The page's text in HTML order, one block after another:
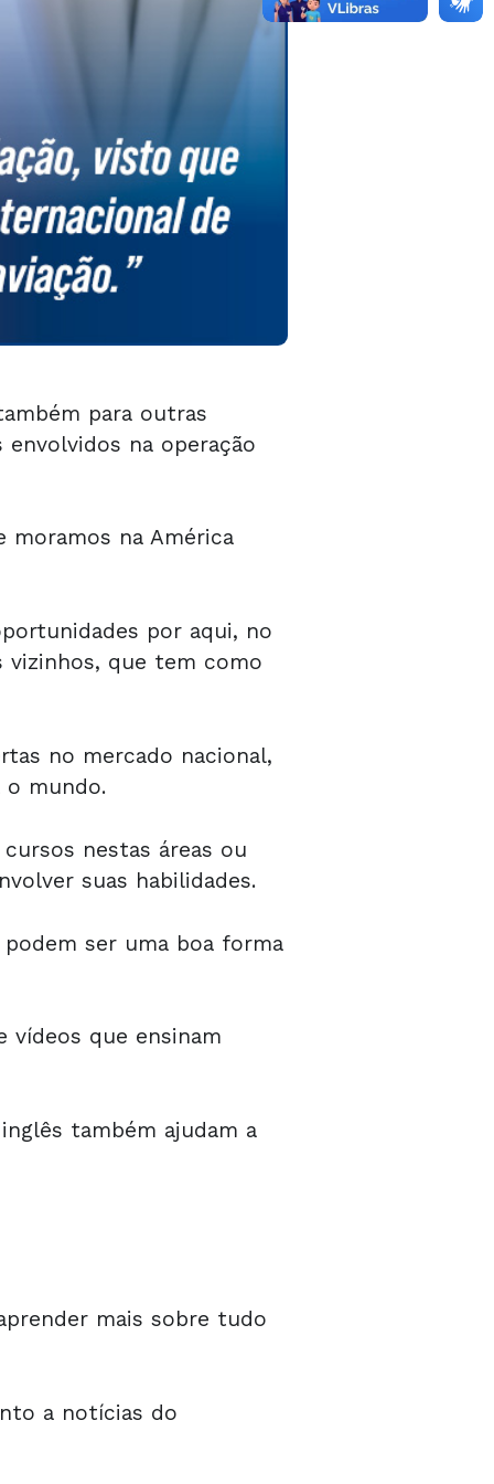
para outras
na operação
moramos na América
por aqui, no
vizinhos, que tem como
no mercado nacional,
o mundo.
nestas áreas ou
suas habilidades.
ser uma boa forma
vídeos que ensinam
também ajudam a
mais sobre tudo
a notícias do